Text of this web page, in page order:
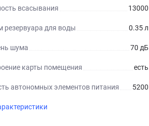
всасывания 13000
резервуара для воды 0.35 л
шума 70 дБ
карты помещения есть
автономных элементов питания 5200